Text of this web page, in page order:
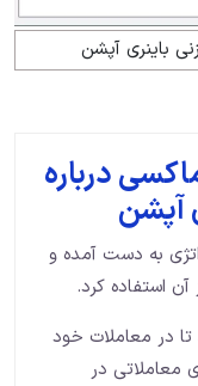
باینری آپشن
درباره
آپشن
به دست آمده و
آن استفاده کرد.
در معاملات خود
معاملاتی در